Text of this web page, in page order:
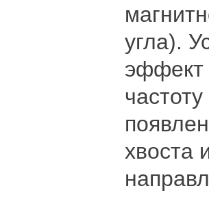
угла).
эффект
хвоста